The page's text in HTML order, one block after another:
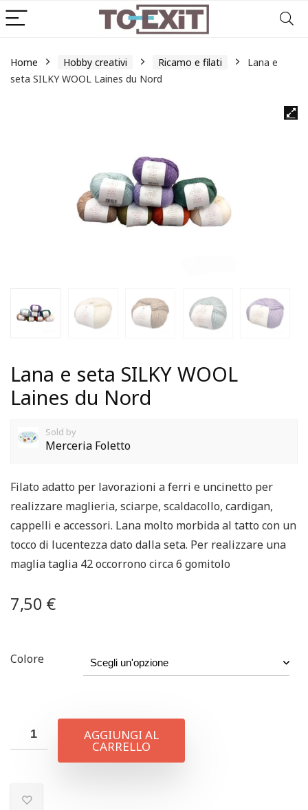
Home Hobby creativi Ricamo e filati
Lana e
seta SILKY WOOL Laines du Nord
Lana e seta SILKY WOOL
Laines du Nord
Sold by
Merceria Foletto
Filato adatto per lavorazioni a ferri e uncinetto per
realizzare maglieria, sciarpe, scaldacollo, cardigan,
cappelli e accessori. Lana molto morbida al tatto con un
tocco di lucentezza dato dalla seta. Per realizzare una
maglia taglia 42 occorrono circa 6 gomitolo
7,50 €
Colore
AGGIUNGI AL
CARRELLO